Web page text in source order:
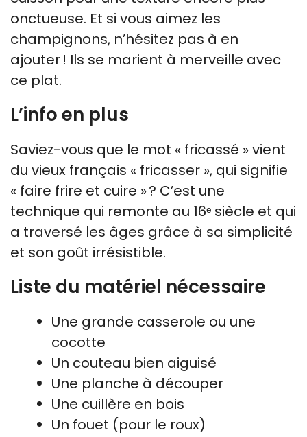
onctueuse. Et si vous aimez les
champignons, n’hésitez pas à en
ajouter ! Ils se marient à merveille avec
ce plat.
L’info en plus
Saviez-vous que le mot « fricassé » vient
du vieux français « fricasser », qui signifie
« faire frire et cuire » ? C’est une
technique qui remonte au 16ᵉ siècle et qui
a traversé les âges grâce à sa simplicité
et son goût irrésistible.
Liste du matériel nécessaire
Une grande casserole ou une
cocotte
Un couteau bien aiguisé
Une planche à découper
Une cuillère en bois
Un fouet (pour le roux)